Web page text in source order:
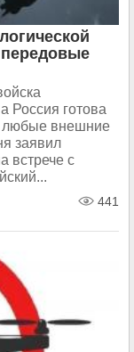
передовые
Россия готова
любые внешние
заявил
встрече с
441